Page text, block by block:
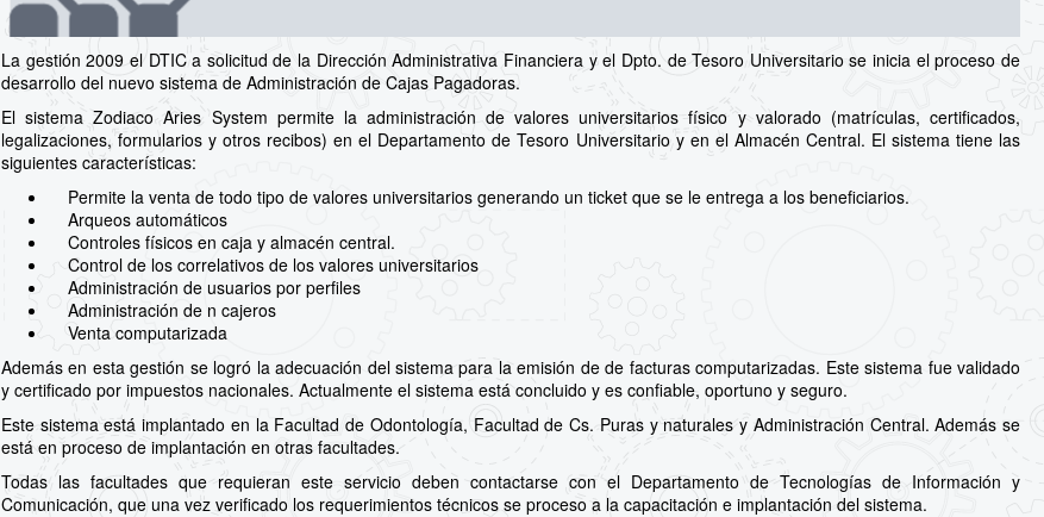
La gestión 2009 el DTIC a solicitud de la Dirección Administrativa Financiera y el Dpto. de Tesoro Universitario se inicia el proceso de
desarrollo del nuevo sistema de Administración de Cajas Pagadoras.
El sistema Zodiaco Aries System permite la administración de valores universitarios físico y valorado (matrículas, certificados,
legalizaciones, formularios y otros recibos) en el Departamento de Tesoro Universitario y en el Almacén Central. El sistema tiene las
siguientes características:
Permite la venta de todo tipo de valores universitarios generando un ticket que se le entrega a los beneficiarios.
Arqueos automáticos
Controles físicos en caja y almacén central.
Control de los correlativos de los valores universitarios
Administración de usuarios por perfiles
Administración de n cajeros
Venta computarizada
Además en esta gestión se logró la adecuación del sistema para la emisión de de facturas computarizadas. Este sistema fue validado
y certificado por impuestos nacionales. Actualmente el sistema está concluido y es confiable, oportuno y seguro.
Este sistema está implantado en la Facultad de Odontología, Facultad de Cs. Puras y naturales y Administración Central. Además se
está en proceso de implantación en otras facultades.
Todas las facultades que requieran este servicio deben contactarse con el Departamento de Tecnologías de Información y
Comunicación, que una vez verificado los requerimientos técnicos se proceso a la capacitación e implantación del sistema.